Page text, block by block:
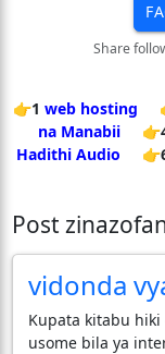
Share
👉1 web hosting
na Manabii
Hadithi Audio
Post
vidonda
Kupata kitabu
usome bila ya